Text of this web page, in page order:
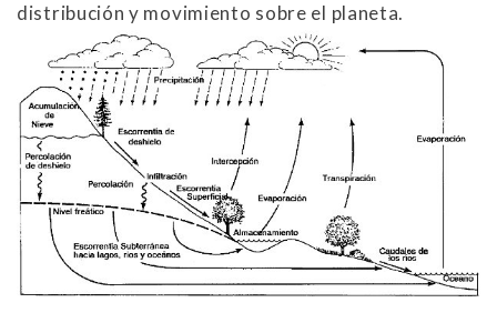
distribución y movimiento sobre el planeta.